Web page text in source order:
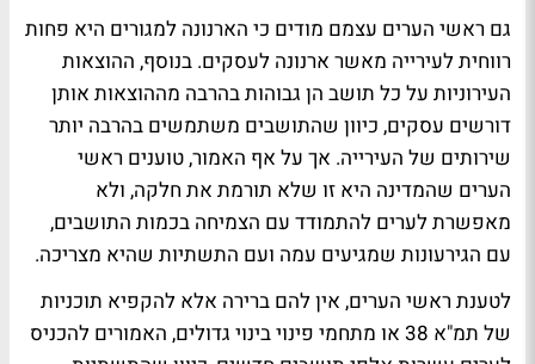
גם ראשי הערים עצמם מודים כי הארנונה למגורים היא פחות
רווחית לעירייה מאשר ארנונה לעסקים. בנוסף, ההוצאות
העירוניות על כל תושב הן גבוהות בהרבה מההוצאות אותן
דורשים עסקים, כיוון שהתושבים משתמשים בהרבה יותר
שירותים של העירייה. אך על אף האמור, טוענים ראשי
הערים שהמדינה היא זו שלא תורמת את חלקה, ולא
מאפשרת לערים להתמודד עם הצמיחה בכמות התושבים,
עם הגירעונות שמגיעים עמה ועם התשתיות שהיא מצריכה.
לטענת ראשי הערים, אין להם ברירה אלא להקפיא תוכניות
של תמ"א 38 או מתחמי פינוי בינוי גדולים, האמורים להכניס